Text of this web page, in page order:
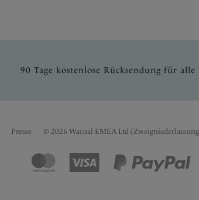
90 Tage kostenlose Rücksendung für alle
Presse © 2026 Wacoal EMEA Ltd